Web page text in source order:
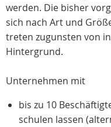
werden. Die bisher
sich nach Art und
treten zugunsten von
Hintergrund.
Unternehmen mit
bis zu 10
schulen lassen